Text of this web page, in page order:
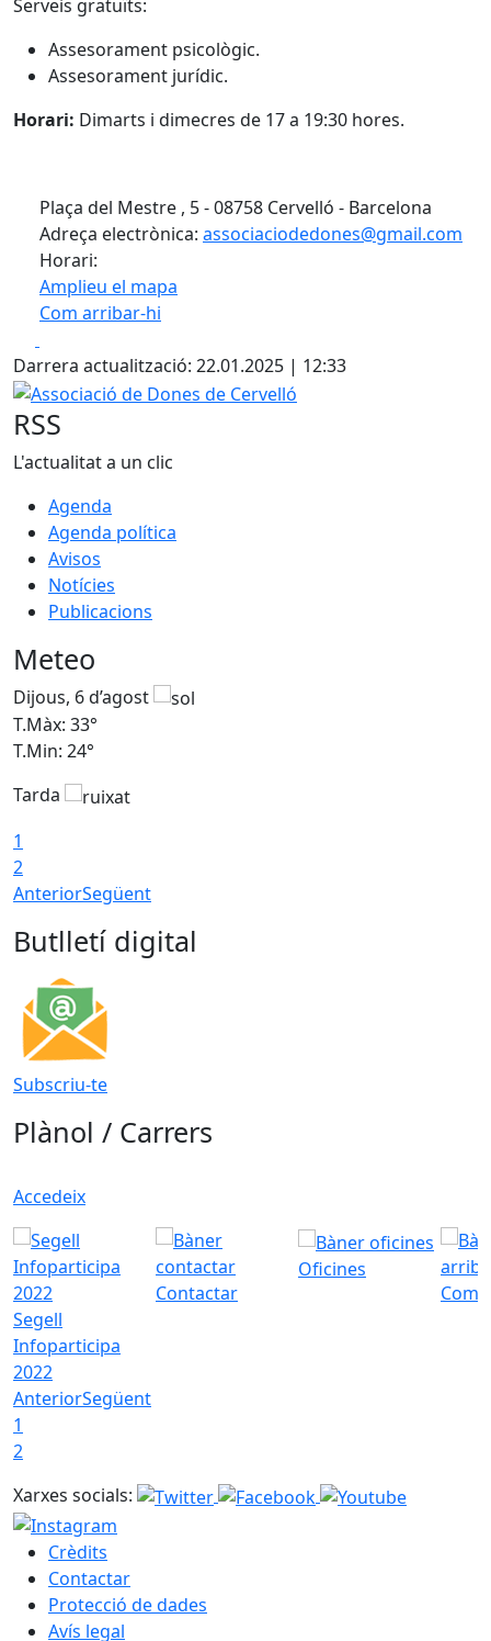
Serveis gratuïts:
Assesorament psicològic.
Assesorament jurídic.
Horari: Dimarts i dimecres de 17 a 19:30 hores.
Plaça del Mestre , 5 - 08758 Cervelló - Barcelona
Adreça electrònica: associaciodedones@gmail.com
Horari:
Amplieu el mapa
Com arribar-hi
+
−
Darrera actualització: 22.01.2025 | 12:33
Associació de Dones de Cervelló
RSS
L'actualitat a un clic
Agenda
Agenda política
Avisos
Notícies
Publicacions
Meteo
Dijous, 6 d’agost
T.Màx: 33°
T.Min: 24°
Tarda
1
2
AnteriorSegüent
Butlletí digital
Subscriu-te
Plànol / Carrers
Accedeix
Segell
Infoparticipa
2022
Contactar
Oficines
Com
AnteriorSegüent
1
2
Xarxes socials:
Crèdits
Contactar
Protecció de dades
Avís legal